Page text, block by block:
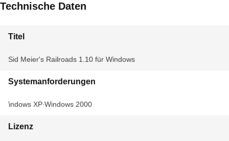
Technische Daten
Titel
Sid Meier's Railroads 1.10 für Windows
Systemanforderungen
Windows XP Windows 2000
Lizenz